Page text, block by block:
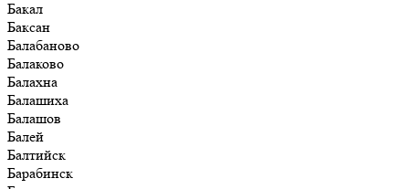
Бакал
Баксан
Балабаново
Балаково
Балахна
Балашиха
Балашов
Балей
Балтийск
Барабинск